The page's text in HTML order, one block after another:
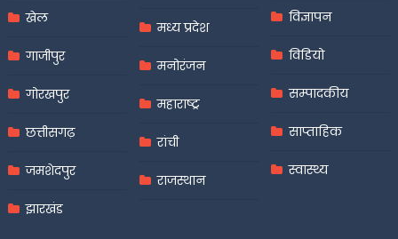
खेल
गाजीपुर
गोरखपुर
छत्तीसगढ़
जमशेदपुर
झारखंड
मध्य प्रदेश
मनोरंजन
महाराष्ट्र
रांची
राजस्थान
विज्ञापन
विडियो
सम्पादकीय
साप्ताहिक
स्वास्थ्य